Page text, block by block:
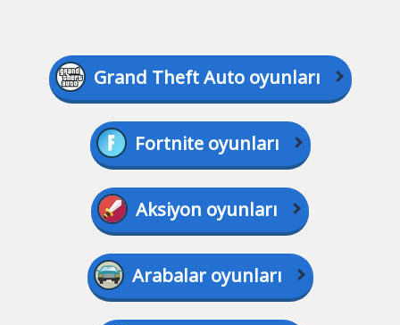
Grand Theft Auto oyunları
Fortnite oyunları
Aksiyon oyunları
Arabalar oyunları